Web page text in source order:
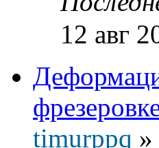
12 авг
timurppq »